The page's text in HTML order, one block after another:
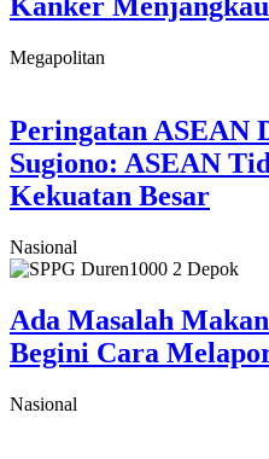
Megapolitan
Peringatan ASEAN
Sugiono: ASEAN
Kekuatan Besar
Nasional
Ada Masalah
Begini Cara
Nasional